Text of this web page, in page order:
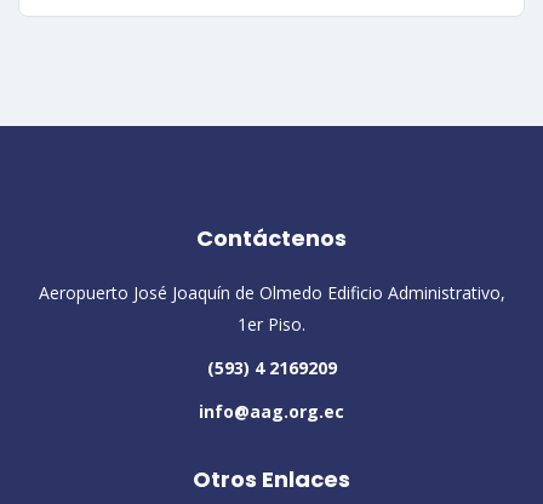
Contáctenos
Aeropuerto José Joaquín de Olmedo Edificio Administrativo,
1er Piso.
(593) 4 2169209
info@aag.org.ec
Otros Enlaces